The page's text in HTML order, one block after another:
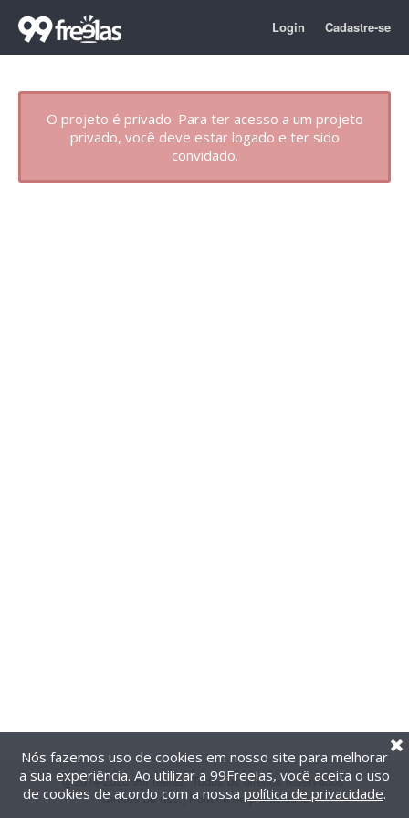
Login Cadastre-se
O projeto é privado. Para ter acesso a um projeto
privado, você deve estar logado e ter sido
convidado.
@2014-2026 99Freelas. Todos os direitos reservados.
Termos de uso| Política de privacidade
Nós fazemos uso de cookies em nosso site para melhorar
a sua experiência. Ao utilizar a 99Freelas, você aceita o uso
de cookies de acordo com a nossa política de privacidade.